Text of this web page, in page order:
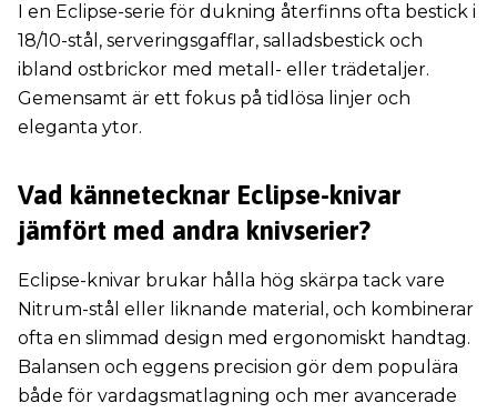
I en Eclipse-serie för dukning återfinns ofta bestick i
18/10-stål, serveringsgafflar, salladsbestick och
ibland ostbrickor med metall- eller trädetaljer.
Gemensamt är ett fokus på tidlösa linjer och
eleganta ytor.
Vad kännetecknar Eclipse-knivar
jämfört med andra knivserier?
Eclipse-knivar brukar hålla hög skärpa tack vare
Nitrum-stål eller liknande material, och kombinerar
ofta en slimmad design med ergonomiskt handtag.
Balansen och eggens precision gör dem populära
både för vardagsmatlagning och mer avancerade